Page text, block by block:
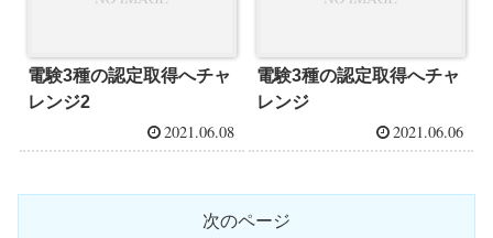
電験3種の認定取得へチャ
レンジ2
2021.06.08
電験3種の認定取得へチャ
レンジ
2021.06.06
次のページ